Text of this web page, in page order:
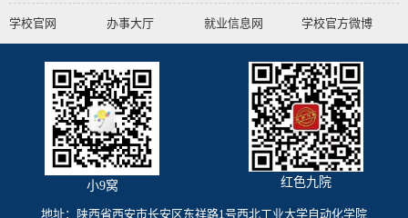
学校官网 办事大厅 就业信息网 学校官方微博
小9窝 红色九院
地址：陕西省西安市长安区东祥路1号西北工业大学自动化学院